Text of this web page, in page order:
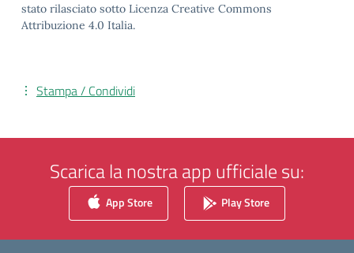
stato rilasciato sotto Licenza Creative Commons
Attribuzione 4.0 Italia.
Stampa / Condividi
Scarica la nostra app ufficiale su:
App Store Play Store